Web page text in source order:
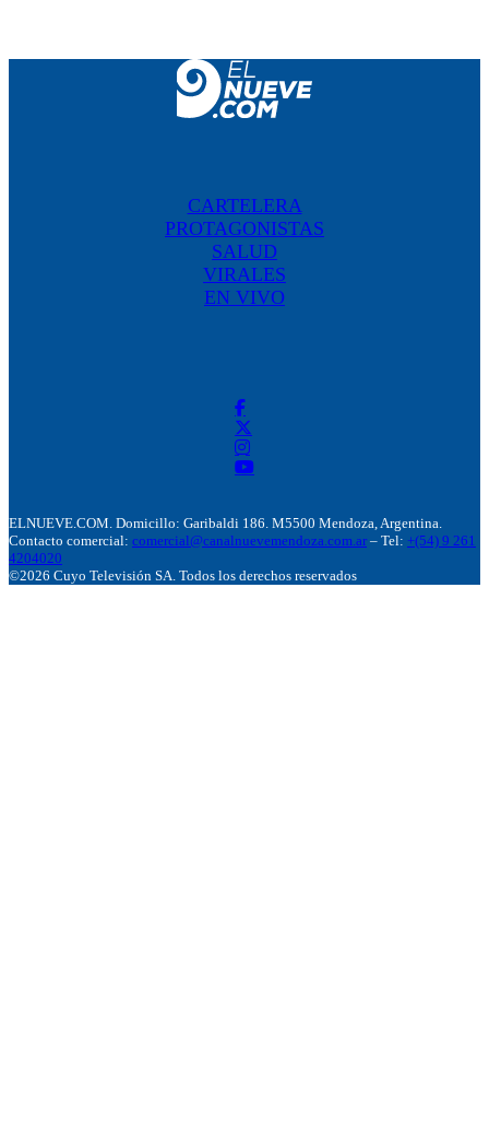
CARTELERA
PROTAGONISTAS
SALUD
VIRALES
EN VIVO
ELNUEVE.COM. Domicillo: Garibaldi 186. M5500 Mendoza, Argentina.
Contacto comercial: comercial@canalnuevemendoza.com.ar – Tel: +(54) 9 261
4204020
©2026 Cuyo Televisión SA. Todos los derechos reservados